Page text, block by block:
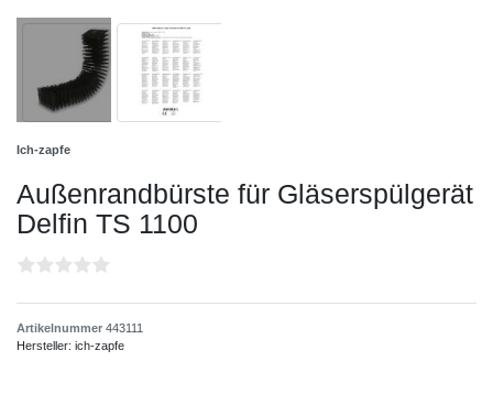
Ich-zapfe
Außenrandbürste für Gläserspülgerät
Delfin TS 1100
Artikelnummer 443111
Hersteller: ich-zapfe